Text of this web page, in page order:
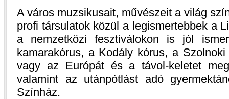
A város muzsikusait, művészeit a világ
profi társulatok közül a legismertebbek a
a nemzetközi fesztiválokon is jól
kamarakórus, a Kodály kórus, a
vagy az Európát és a távol-keletet
valamint az utánpótlást adó
Színház.